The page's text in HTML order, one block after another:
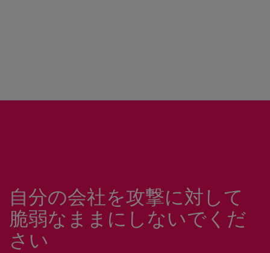
自分の会社を攻撃に対して
脆弱なままにしないでくだ
さい